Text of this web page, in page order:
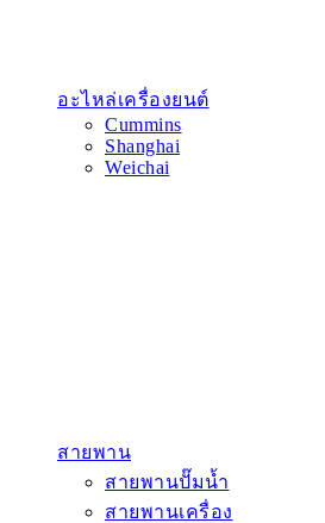
อะไหล่เครื่องยนต์
Cummins
Shanghai
Weichai
สายพาน
สายพานปั๊มน้ำ
สายพานเครื่อง